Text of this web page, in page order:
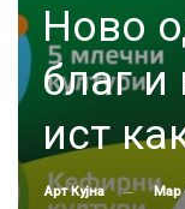
Ново
благ
ист
Арт Кујна Мар